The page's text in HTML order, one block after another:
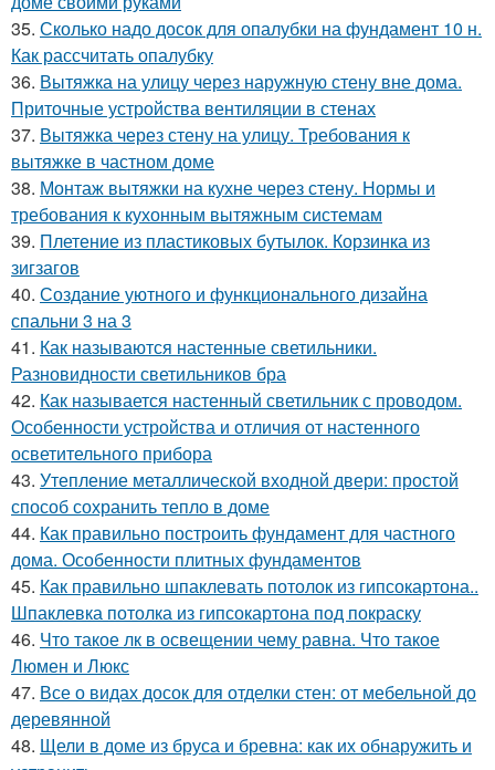
35. Сколько надо досок для опалубки на фундамент 10 н.
Как рассчитать опалубку
36. Вытяжка на улицу через наружную стену вне дома.
Приточные устройства вентиляции в стенах
37. Вытяжка через стену на улицу. Требования к
вытяжке в частном доме
38. Монтаж вытяжки на кухне через стену. Нормы и
требования к кухонным вытяжным системам
39. Плетение из пластиковых бутылок. Корзинка из
зигзагов
40. Создание уютного и функционального дизайна
спальни 3 на 3
41. Как называются настенные светильники.
Разновидности светильников бра
42. Как называется настенный светильник с проводом.
Особенности устройства и отличия от настенного
осветительного прибора
43. Утепление металлической входной двери: простой
способ сохранить тепло в доме
44. Как правильно построить фундамент для частного
дома. Особенности плитных фундаментов
45. Как правильно шпаклевать потолок из гипсокартона..
Шпаклевка потолка из гипсокартона под покраску
46. Что такое лк в освещении чему равна. Что такое
Люмен и Люкс
47. Все о видах досок для отделки стен: от мебельной до
деревянной
48. Щели в доме из бруса и бревна: как их обнаружить и